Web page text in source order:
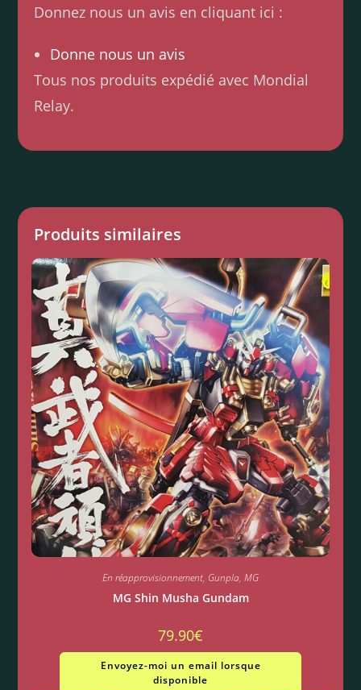
Donnez nous un avis en cliquant ici :
Donne nous un avis
Tous nos produits expédié avec Mondial
Relay.
Produits similaires
En réapprovisionnement, Gunpla, MG
MG Shin Musha Gundam
79.90€
Envoyez-moi un email lorsque
disponible